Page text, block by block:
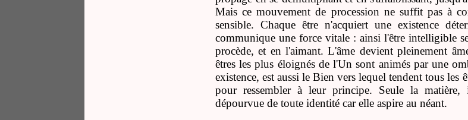
Mais ce mouvement de procession ne suffit pas à
sensible. Chaque être n'acquiert une existence
communique une force vitale : ainsi l'être intelligible
procède, et en l'aimant. L'âme devient pleinement
êtres les plus éloignés de l'Un sont animés par une
existence, est aussi le Bien vers lequel tendent tous
pour ressembler à leur principe. Seule la
dépourvue de toute identité car elle aspire au néant.